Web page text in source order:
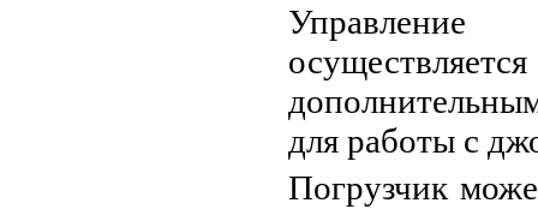
для работы с
Погрузчик